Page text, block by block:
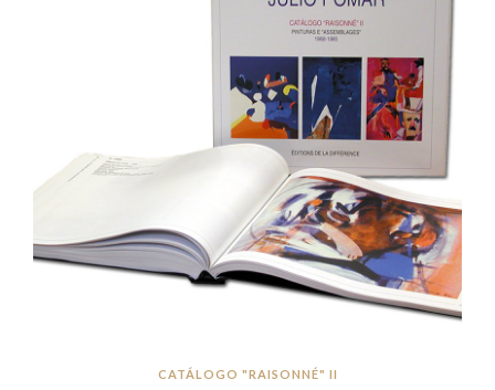
CATÁLOGO "RAISONNÉ" II